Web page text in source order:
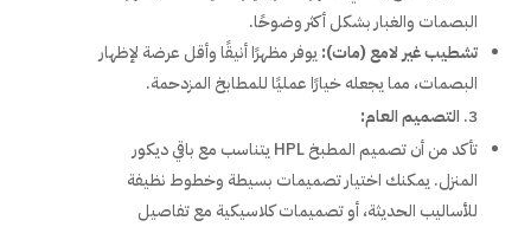
البصمات والغبار بشكل أكثر وضوحًا.
تشطيب غير لامع (مات): يوفر مظهرًا أنيقًا وأقل عرضة لإظهار
البصمات، مما يجعله خيارًا عمليًا للمطابخ المزدحمة.
التصميم العام:
تأكد من أن تصميم المطبخ HPL يتناسب مع باقي ديكور
المنزل. يمكنك اختيار تصميمات بسيطة وخطوط نظيفة
للأساليب الحديثة، أو تصميمات كلاسيكية مع تفاصيل